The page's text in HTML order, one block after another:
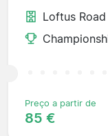
Loftus Road
Preço a partir de
85 €